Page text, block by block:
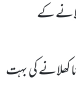
کے
کھلانے کی بہت